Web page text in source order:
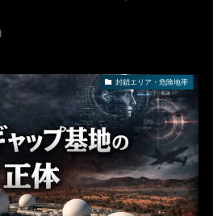
封鎖エリア・危険地帯